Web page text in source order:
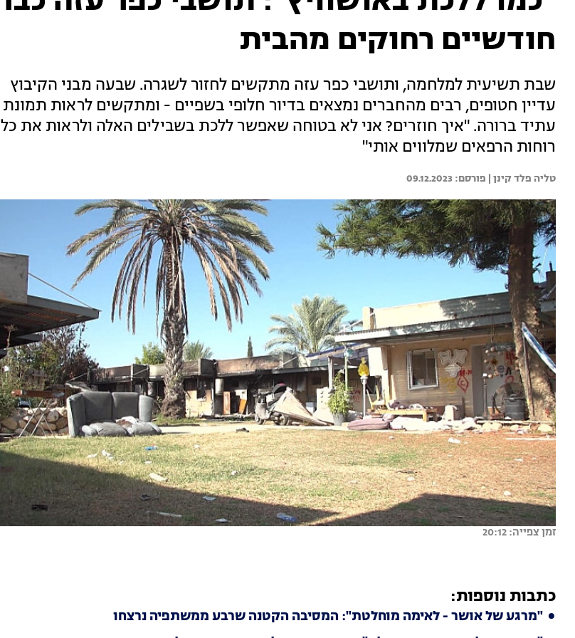
חודשיים רחוקים מהבית
שבת תשיעית למלחמה, ותושבי כפר עזה מתקשים לחזור לשגרה. שבעה מבני הקיבוץ
עדיין חטופים, רבים מהחברים נמצאים בדיור חלופי בשפיים - ומתקשים לראות תמונת
עתיד ברורה. "איך חוזרים? אני לא בטוחה שאפשר ללכת בשבילים האלה ולראות את כל
רוחות הרפאים שמלווים אותי"
טליה פלד קינן | 09.12.2023
זמן צפייה: 20:12
כתבות נוספות:
"מרגע של אושר - לאימה מוחלטת": המסיבה הקטנה שרבע ממשתפיה נרצחו